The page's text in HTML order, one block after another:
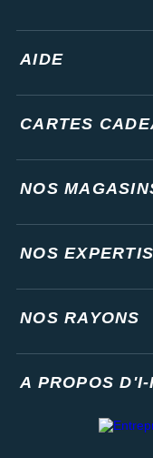
AIDE
CARTES
NOS
NOS
NOS RAYONS
A PROPOS D'I-